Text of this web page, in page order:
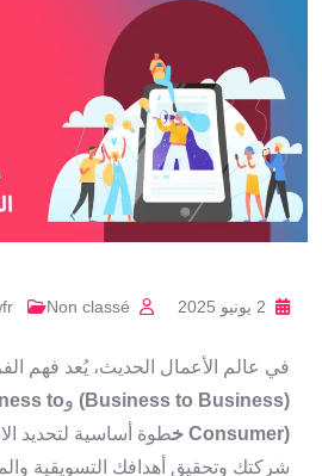
2 يونيو 2025 Non classé
في عالم الأعمال الحديث، يُعد فهم
(Business to Business) وto
Consumer) خ
طوة أساسية لتحديد
شركتك وتحقيق أهدافك التسويقية